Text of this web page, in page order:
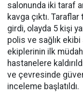
salonunda iki taraf
kavga çıktı.
girdi, olayda 5 kişi
polis ve sağlık ekibi
ekiplerinin ilk
hastanelere
ve çevresinde
inceleme başlatıldı.